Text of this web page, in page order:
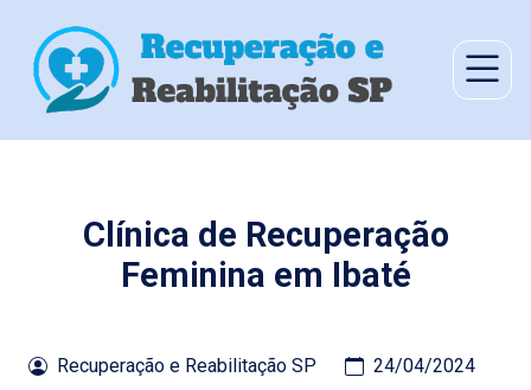
Clínica de Recuperação
Feminina em Ibaté
Recuperação e Reabilitação SP 24/04/2024